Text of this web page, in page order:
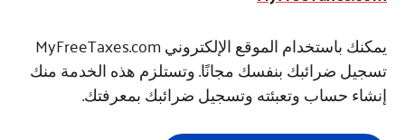
يمكنك باستخدام الموقع الإلكتروني MyFreeTaxes.com
تسجيل ضرائبك بنفسك مجانًا. وتستلزم هذه الخدمة منك
إنشاء حساب وتعبئته وتسجيل ضرائبك بمعرفتك.